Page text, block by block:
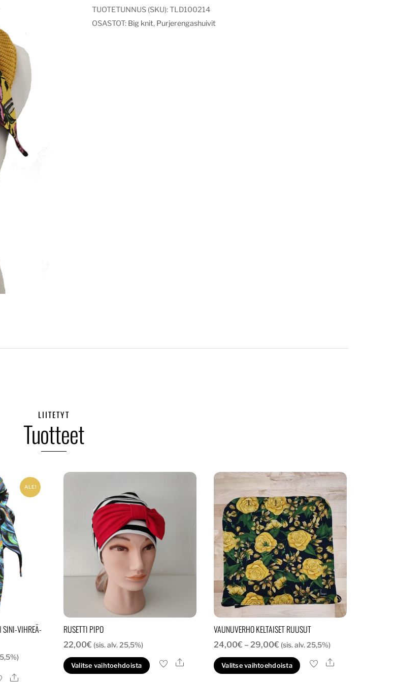
TUOTETUNNUS (SKU):TLD100214
OSASTOT: Big knit, Purjerengashuivit
LIITETYT
Tuotteet
ALE!
SINI-VIHREÄ-
Ale
RUSETTI PIPO
22,00€ (sis. alv. 25,5%)
Valitse vaihtoehdoista
Tällä
Ale
VAUNUVERHO KELTAISET RUUSUT
24,00€ – 29,00€Hintaluokka:
24,00€
(sis. alv. 25,5%)
Valitse vaihtoehdoista
Tällä
Ale